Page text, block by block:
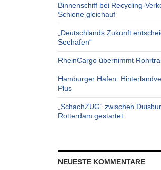
Binnenschiff bei Recycling-
Schiene gleichauf
„Deutschlands Zukunft
Seehäfen“
RheinCargo übernimmt
Hamburger Hafen:
Plus
„SchachZUG“ zwischen
Rotterdam gestartet
NEUESTE KOMMENTARE